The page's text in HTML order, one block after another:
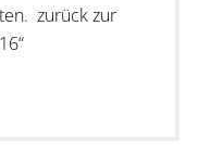
zurück zur